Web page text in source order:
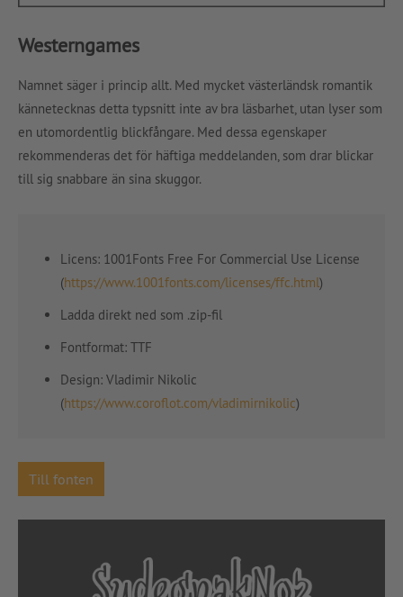
Westerngames
Namnet säger i princip allt. Med mycket västerländsk romantik
kännetecknas detta typsnitt inte av bra läsbarhet, utan lyser som
en utomordentlig blickfångare. Med dessa egenskaper
rekommenderas det för häftiga meddelanden, som drar blickar
till sig snabbare än sina skuggor.
Licens: 1001Fonts Free For Commercial Use License
(https://www.1001fonts.com/licenses/ffc.html)
Ladda direkt ned som .zip-fil
Fontformat: TTF
Design: Vladimir Nikolic
(https://www.coroflot.com/vladimirnikolic)
Till fonten